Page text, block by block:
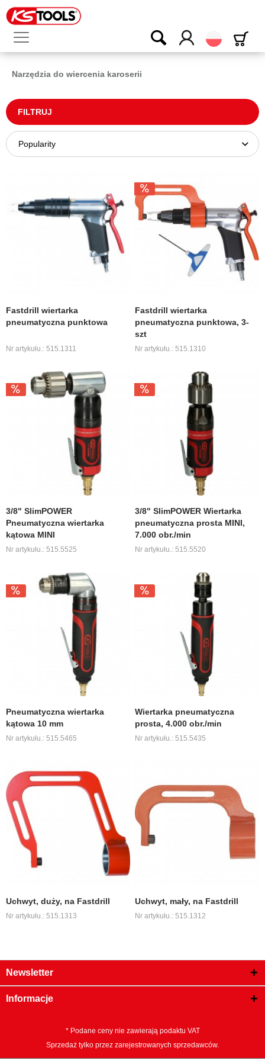
Polski
Narzędzia do wiercenia karoserii
FILTRUJ
Fastdrill wiertarka
pneumatyczna punktowa
Nr artykułu.: 515.1311
Fastdrill wiertarka
pneumatyczna punktowa, 3-
szt
Nr artykułu.: 515.1310
3/8" SlimPOWER
Pneumatyczna wiertarka
kątowa MINI
Nr artykułu.: 515.5525
3/8" SlimPOWER Wiertarka
pneumatyczna prosta MINI,
7.000 obr./min
Nr artykułu.: 515.5520
Pneumatyczna wiertarka
kątowa 10 mm
Nr artykułu.: 515.5465
Wiertarka pneumatyczna
prosta, 4.000 obr./min
Nr artykułu.: 515.5435
Uchwyt, duży, na Fastdrill
Nr artykułu.: 515.1313
Uchwyt, mały, na Fastdrill
Nr artykułu.: 515.1312
Newsletter
Informacje
* Podane ceny nie zawierają podaktu VAT
Sprzedaż tylko przez zarejestrowanych sprzedawców.